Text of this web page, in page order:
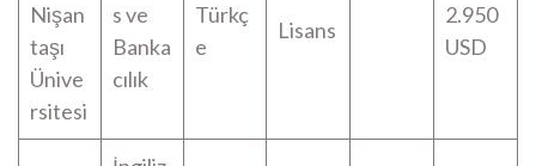
Nişan
taşı
Ünive
rsitesi
s ve
Banka
cılık
Türkç
e
Lisans
2.950
USD